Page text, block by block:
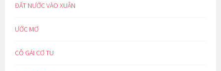
ĐẤT NƯỚC VÀO XUÂN
ƯỚC MƠ
CÔ GÁI CƠ TU